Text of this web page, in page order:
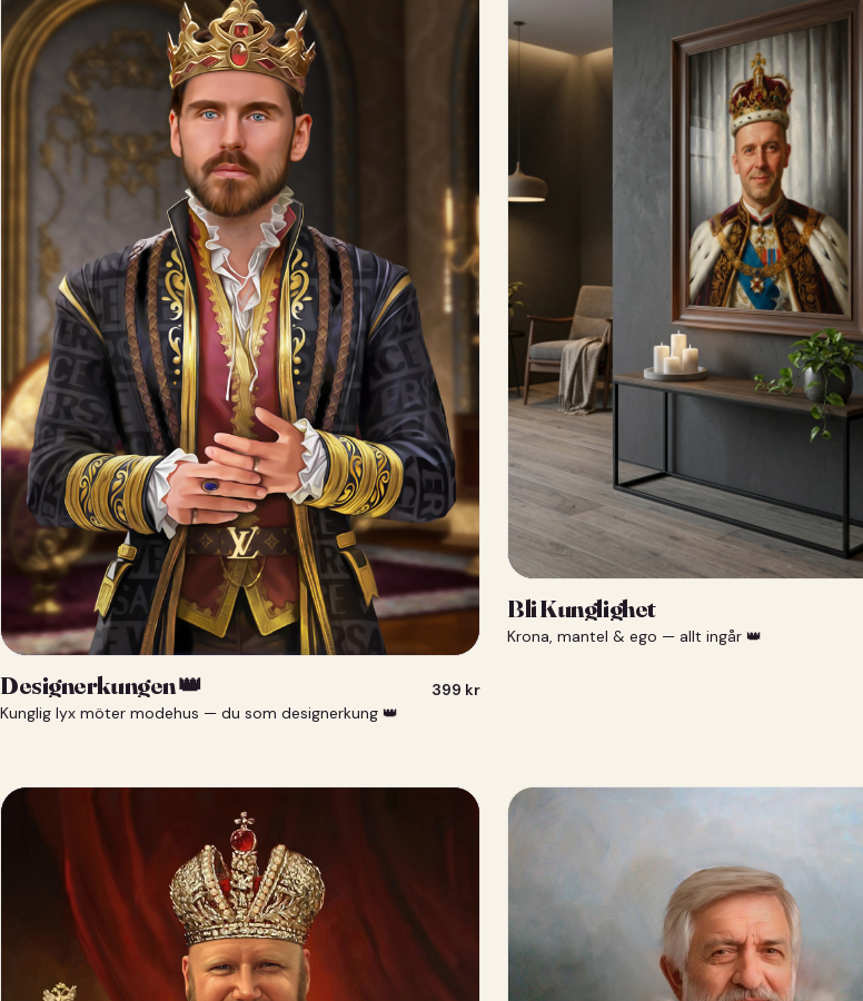
Designerkungen 👑
Kunglig lyx möter modehus — du som designerkung 👑
399 kr
Bli Kunglighet
Krona, mantel & ego — allt ingår 👑